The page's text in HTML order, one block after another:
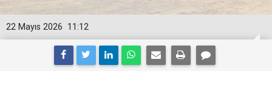
11:12
22 Mayıs 2026